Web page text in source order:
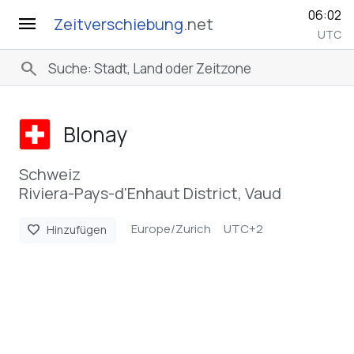
menu Zeitverschiebung.net 06:02
UTC
search
Blonay
Schweiz
Riviera-Pays-d'Enhaut District, Vaud
favorite Hinzufügen Europe/Zurich UTC+2